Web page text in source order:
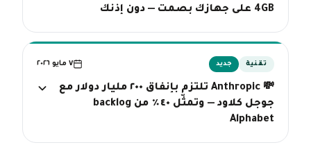
4GB على جهازك بصمت — دون إذنك
تقنية جديد ٧ مايو ٢٠٢٦
💸 Anthropic تلتزم بإنفاق ٢٠٠ مليار دولار مع
جوجل كلاود — وتمثّل ٤٠٪ من backlog
Alphabet